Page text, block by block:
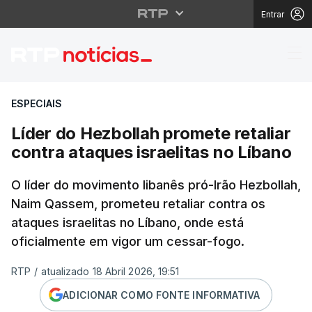
Entrar
Líder do Hezbollah
ESPECIAIS
Líder do Hezbollah promete retaliar
contra ataques israelitas no Líbano
O líder do movimento libanês pró-Irão Hezbollah,
Naim Qassem, prometeu retaliar contra os
ataques israelitas no Líbano, onde está
oficialmente em vigor um cessar-fogo.
RTP / atualizado 18 Abril 2026, 19:51
ADICIONAR COMO FONTE INFORMATIVA